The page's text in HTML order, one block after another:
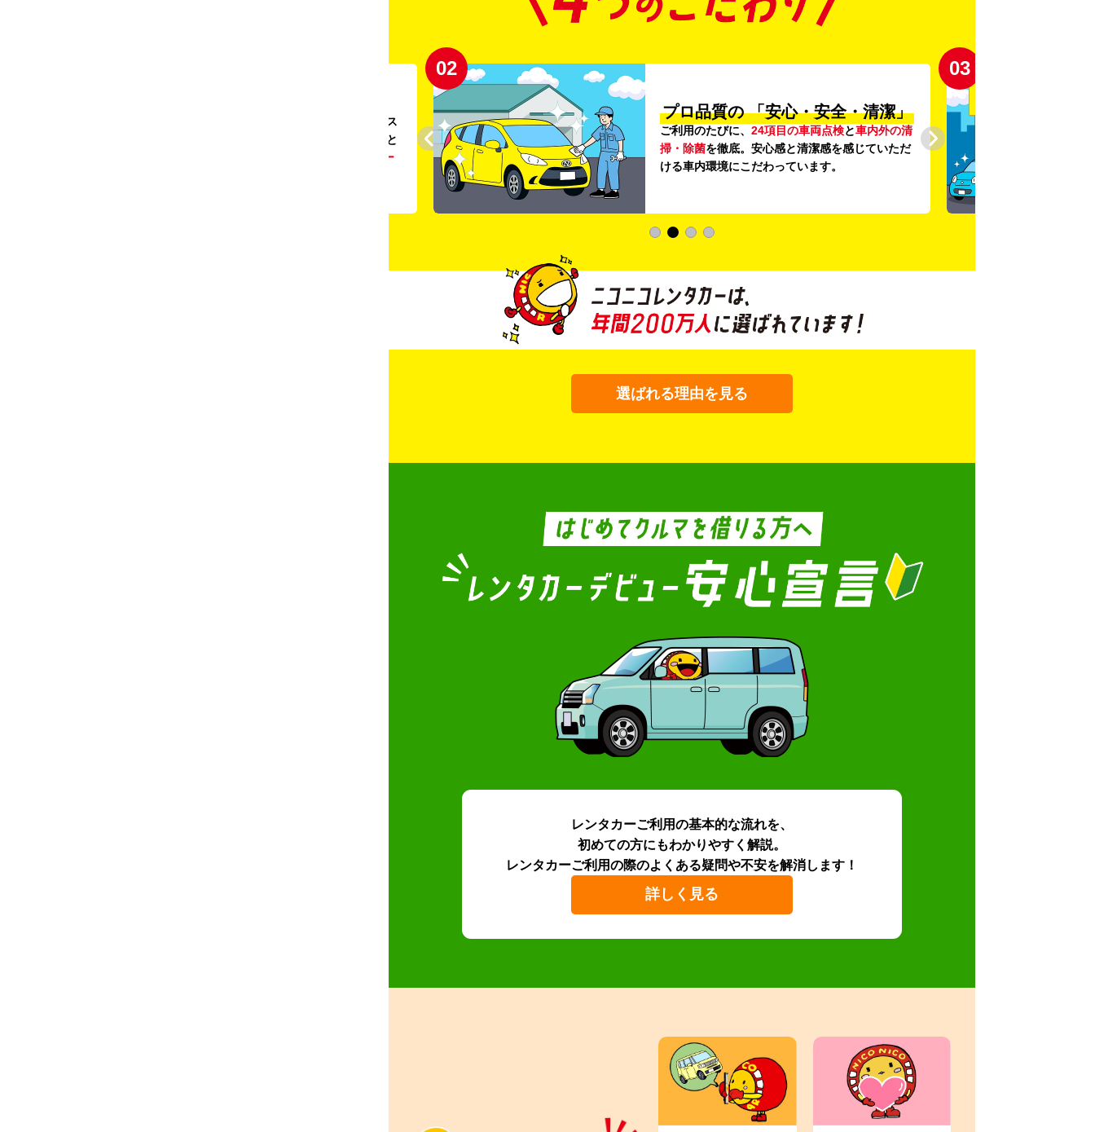
。ガソリンス
タンドや整備工場の既存インフラを活用すること
リー
02
プロ品質の 「安心・安全・清潔」
ご利用のたびに、 24項目の車両点検と車内外の清
掃・除菌を徹底。安心感と清潔感を感じていただ
ける車内環境にこだわっています。
03
選ばれる理由を見る
レンタカーご利用の基本的な流れを、
初めての方にもわかりやすく解説。
レンタカーご利用の際のよくある疑問や不安を解消します！
詳しく見る